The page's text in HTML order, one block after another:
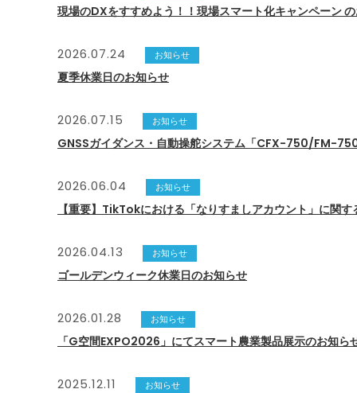
現場のDXをすすめよう！！現場スマート化キャンペーン
2026.07.24 お知らせ
夏季休業日のお知らせ
2026.07.15 お知らせ
GNSSガイダンス・自動操舵システム「CFX-750/FM-
2026.06.04 お知らせ
【重要】TikTokにおける「なりすましアカウント」に関す
2026.04.13 お知らせ
ゴールデンウィーク休業日のお知らせ
2026.01.28 お知らせ
「G空間EXPO2026」にてスマート農業製品展示のお知ら
2025.12.11 お知らせ